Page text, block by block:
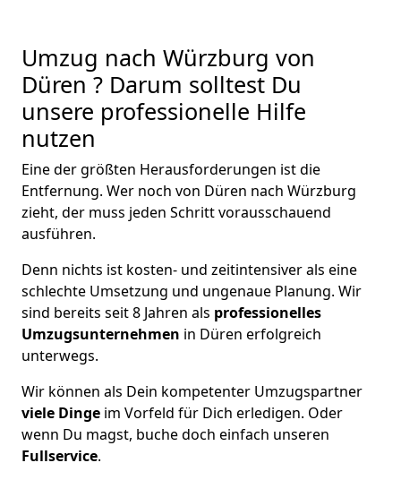
Umzug nach Würzburg von
Düren ? Darum solltest Du
unsere professionelle Hilfe
nutzen
Eine der größten Herausforderungen ist die
Entfernung. Wer noch von Düren nach Würzburg
zieht, der muss jeden Schritt vorausschauend
ausführen.
Denn nichts ist kosten- und zeitintensiver als eine
schlechte Umsetzung und ungenaue Planung. Wir
sind bereits seit 8 Jahren als professionelles
Umzugsunternehmen in Düren erfolgreich
unterwegs.
Wir können als Dein kompetenter Umzugspartner
viele Dinge im Vorfeld für Dich erledigen. Oder
wenn Du magst, buche doch einfach unseren
Fullservice.